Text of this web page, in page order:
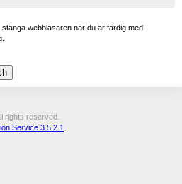
webbläsaren när du är färdig med
rights reserved.
Service 3.5.2.1